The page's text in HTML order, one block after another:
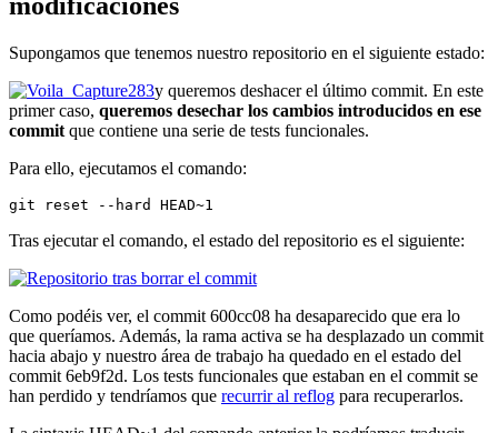
Supongamos que tenemos nuestro repositorio en el siguiente estado:
y queremos deshacer el último commit. En este
primer caso, queremos desechar los cambios introducidos en ese
commit que contiene una serie de tests funcionales.
Para ello, ejecutamos el comando:
git reset --hard HEAD~1
Tras ejecutar el comando, el estado del repositorio es el siguiente:
Como podéis ver, el commit 600cc08 ha desaparecido que era lo
que queríamos. Además, la rama activa se ha desplazado un commit
hacia abajo y nuestro área de trabajo ha quedado en el estado del
commit 6eb9f2d. Los tests funcionales que estaban en el commit se
han perdido y tendríamos que recurrir al reflog para recuperarlos.